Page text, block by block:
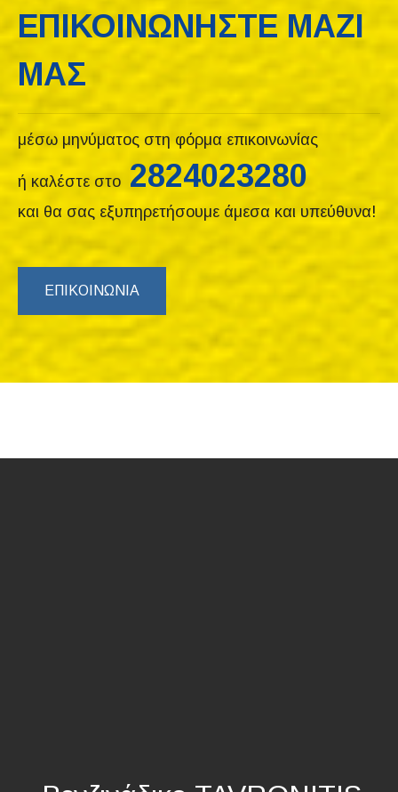
ΕΠΙΚΟΙΝΩΝΗΣΤΕ ΜΑΖΙ
ΜΑΣ
μέσω μηνύματος στη φόρμα επικοινωνίας
ή καλέστε στο 2824023280
και θα σας εξυπηρετήσουμε άμεσα και υπεύθυνα!
ΕΠΙΚΟΙΝΩΝΊΑ